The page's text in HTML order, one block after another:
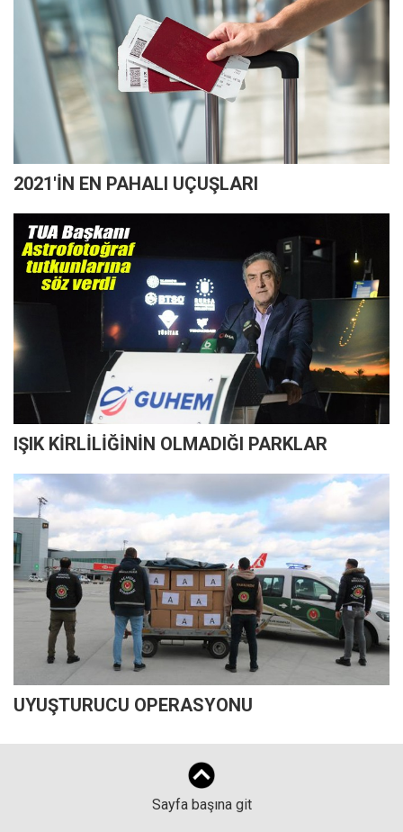
2021'İN EN PAHALI UÇUŞLARI
IŞIK KİRLİLİĞİNİN OLMADIĞI PARKLAR
UYUŞTURUCU OPERASYONU
Sayfa başına git